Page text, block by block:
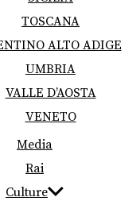
TOSCANA
ALTO ADIGE
UMBRIA
VALLE D’AOSTA
VENETO
Media
Rai
Culture